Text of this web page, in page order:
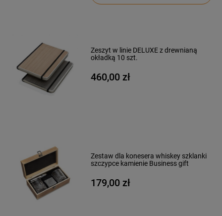
Zeszyt w linie DELUXE z drewnianą
okładką 10 szt.
460,00 zł
Zestaw dla konesera whiskey szklanki
szczypce kamienie Business gift
179,00 zł